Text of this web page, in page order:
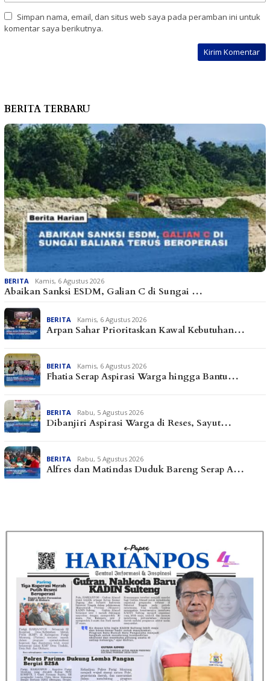
Simpan nama, email, dan situs web saya pada peramban ini untuk
komentar saya berikutnya.
BERITA TERBARU
BERITA Kamis, 6 Agustus 2026
Abaikan Sanksi ESDM, Galian C di Sungai …
BERITA Kamis, 6 Agustus 2026
Arpan Sahar Prioritaskan Kawal Kebutuhan…
BERITA Kamis, 6 Agustus 2026
Fhatia Serap Aspirasi Warga hingga Bantu…
BERITA Rabu, 5 Agustus 2026
Dibanjiri Aspirasi Warga di Reses, Sayut…
BERITA Rabu, 5 Agustus 2026
Alfres dan Matindas Duduk Bareng Serap A…